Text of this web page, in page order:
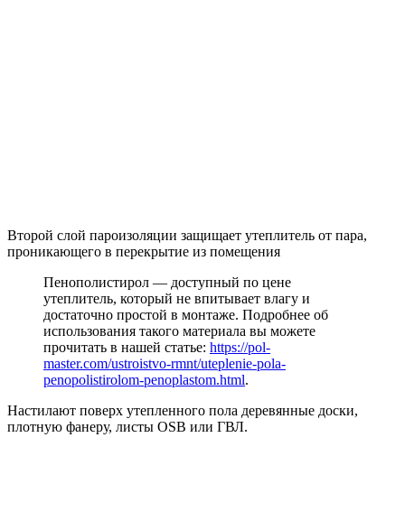
Второй слой пароизоляции защищает утеплитель от пара,
проникающего в перекрытие из помещения
Пенополистирол — доступный по цене
утеплитель, который не впитывает влагу и
достаточно простой в монтаже. Подробнее об
использования такого материала вы можете
прочитать в нашей статье: https://pol-
master.com/ustroistvo-rmnt/uteplenie-pola-
penopolistirolom-penoplastom.html.
Настилают поверх утепленного пола деревянные доски,
плотную фанеру, листы OSB или ГВЛ.